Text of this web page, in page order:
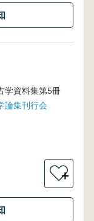
学資料集第5冊
論集刊行会
＋